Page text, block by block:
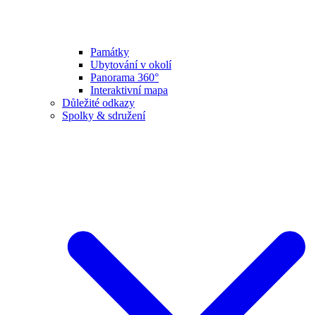
Památky
Ubytování v okolí
Panorama 360°
Interaktivní mapa
Důležité odkazy
Spolky & sdružení